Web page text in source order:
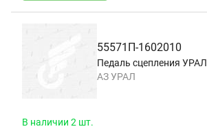
55571П-1602010
Педаль сцепления УРАЛ
АЗ УРАЛ
В наличии 2 шт.